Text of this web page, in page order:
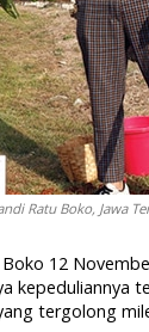
Ratu Boko, Jawa
12
kepeduliannya
tergolong